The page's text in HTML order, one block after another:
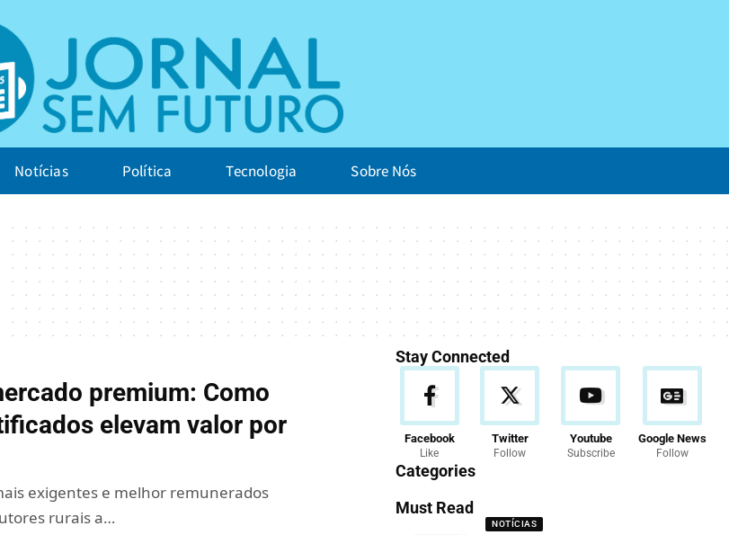
Notícias Política Tecnologia Sobre Nós
premium: Como
elevam valor por
exigentes e melhor remunerados
rurais a…
Stay Connected
Facebook
Like
Twitter
Follow
Youtube
Subscribe
Google News
Follow
Categories
Must Read
NOTÍCIAS